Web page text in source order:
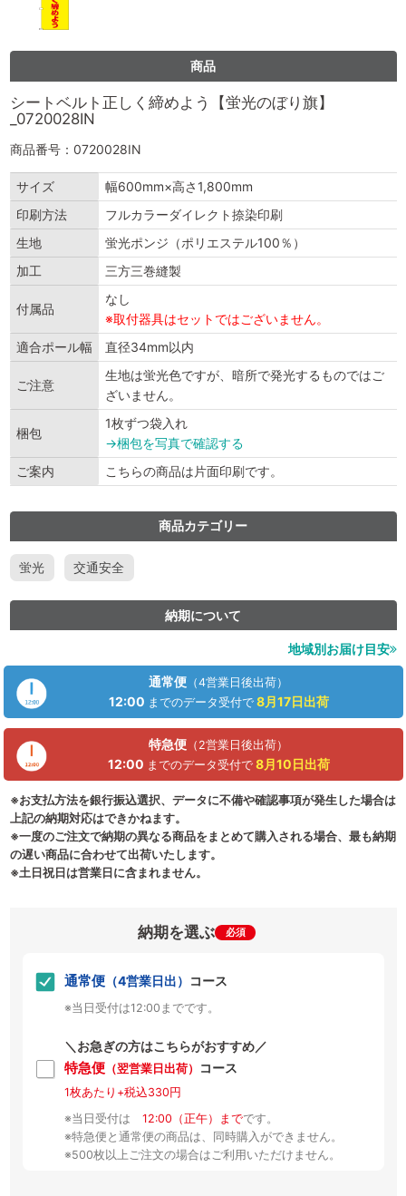
商品
シートベルト正しく締めよう【蛍光のぼり旗】
_0720028IN
商品番号：0720028IN
サイズ
幅600mm×高さ1,800mm
印刷方法
フルカラーダイレクト捺染印刷
生地
蛍光ポンジ（ポリエステル100％）
加工
三方三巻縫製
付属品
なし
※取付器具はセットではございません。
適合ポール幅
直径34mm以内
ご注意
生地は蛍光色ですが、暗所で発光するものではご
ざいません。
梱包
1枚ずつ袋入れ
→梱包を写真で確認する
ご案内
こちらの商品は片面印刷です。
商品カテゴリー
蛍光 交通安全
納期について
地域別お届け目安
通常便 （4営業日後出荷）
12:00 までのデータ受付で 8月17日出荷
特急便 （2営業日後出荷）
12:00 までのデータ受付で 8月10日 出荷
※お支払方法を銀行振込選択、データに不備や確認事項が発生した場合は
上記の納期対応はできかねます。
※一度のご注文で納期の異なる商品をまとめて購入される場合、最も納期
の遅い商品に合わせて出荷いたします。
※土日祝日は営業日に含まれません。
納期を選ぶ 必須
通常便（4営業日出） コース
※当日受付は12:00までです。
＼お急ぎの方はこちらがおすすめ／
特急便 （翌営業日出荷） コース
1枚あたり+税込330円
※当日受付は 12:00（正午）までです。
※特急便と通常便の商品は、同時購入ができません。
※500枚以上ご注文の場合はご利用いただけません。